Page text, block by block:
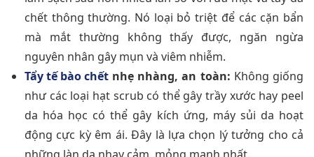
chết thông thường. Nó loại bỏ triệt để các cặn bẩn
mà mắt thường không thấy được, ngăn ngừa
nguyên nhân gây mụn và viêm nhiễm.
Tẩy tế bào chết nhẹ nhàng, an toàn: Không giống
như các loại hạt scrub có thể gây trầy xước hay peel
da hóa học có thể gây kích ứng, máy sủi da hoạt
động cực kỳ êm ái. Đây là lựa chọn lý tưởng cho cả